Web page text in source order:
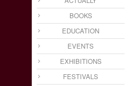
BOOKS
EDUCATION
EVENTS
EXHIBITIONS
FESTIVALS